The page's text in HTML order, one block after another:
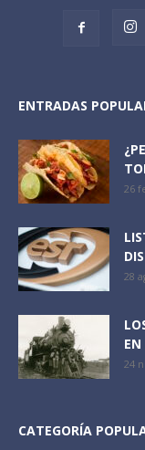
ENTRADAS
26
28
24
CATEGORÍA